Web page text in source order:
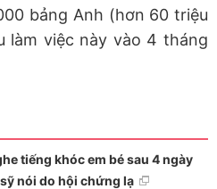
bảng Anh (hơn 60 triệu
làm việc này vào 4 tháng
tiếng khóc em bé sau 4 ngày
nói do hội chứng lạ